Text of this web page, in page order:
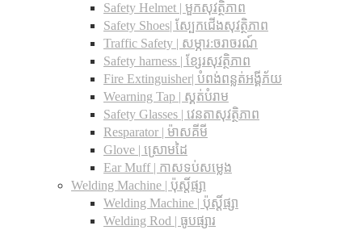
Safety Helmet | មួកសុវត្ថិភាព
Safety Shoes| ស្បែកជើងសុវត្ថិភាព
Traffic Safety​ | សម្ភារ:ចរាចរណ៍
Safety harness | ខ្សែរសុវត្ថិភាព
Fire Extinguisher| បំពង់ពន្លត់អង្គីភ័យ
Wearning Tap | ស្គត់បំរាម
Safety Glasses | វេនតាសុវត្ថិភាព
Resparator | ម៉ាសគីមី
Glove | ស្រោមដៃ
Ear Muff | កាសទប់សម្លេង
Welding Machine | ប៉ុស្តិ៍ផ្សា
Welding Machine | ប៉ុស្តិ៍ផ្សា
Welding Rod | ធូបផ្សារ